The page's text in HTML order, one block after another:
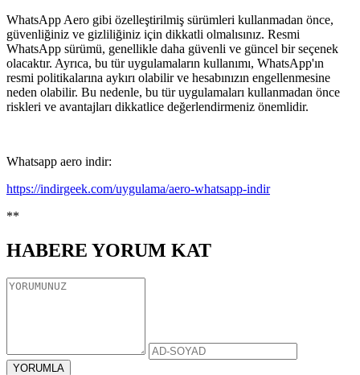
WhatsApp Aero gibi özelleştirilmiş sürümleri kullanmadan önce,
güvenliğiniz ve gizliliğiniz için dikkatli olmalısınız. Resmi
WhatsApp sürümü, genellikle daha güvenli ve güncel bir seçenek
olacaktır. Ayrıca, bu tür uygulamaların kullanımı, WhatsApp'ın
resmi politikalarına aykırı olabilir ve hesabınızın engellenmesine
neden olabilir. Bu nedenle, bu tür uygulamaları kullanmadan önce
riskleri ve avantajları dikkatlice değerlendirmeniz önemlidir.
Whatsapp aero indir:
https://indirgeek.com/uygulama/aero-whatsapp-indir
**
HABERE YORUM KAT